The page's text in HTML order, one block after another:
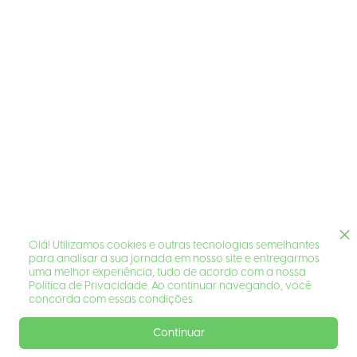
Olá! Utilizamos cookies e outras tecnologias semelhantes
para analisar a sua jornada em nosso site e entregarmos
uma melhor experiência, tudo de acordo com a nossa
Política de Privacidade. Ao continuar navegando, você
concorda com essas condições.
Continuar